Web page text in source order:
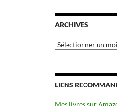
ARCHIVES
Archives
LIENS
Mes livres sur